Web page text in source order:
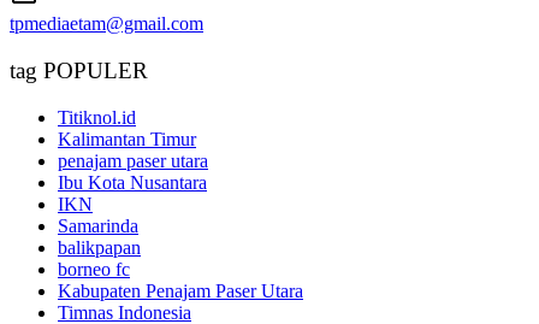
tpmediaetam@gmail.com
tag POPULER
Titiknol.id
Kalimantan Timur
penajam paser utara
Ibu Kota Nusantara
IKN
Samarinda
balikpapan
borneo fc
Kabupaten Penajam Paser Utara
Timnas Indonesia